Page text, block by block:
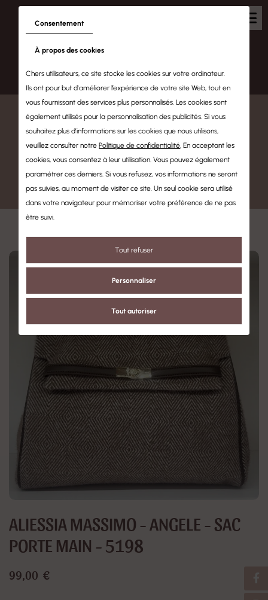
ALIESSIA MASSIMO - ANGELE - SAC
PORTE MAIN - 5198
99,00 €
Consentement
À propos des cookies
Chers utilisateurs, ce site stocke les cookies sur votre ordinateur.
Ils ont pour but d'améliorer l’expérience de votre site Web, tout en
vous fournissant des services plus personnalisés. Les cookies sont
également utilisés pour la personnalisation des publicités. Si vous
souhaitez plus d’informations sur les cookies que nous utilisons,
veuillez consulter notrePolitique de confidentialité. En acceptant les
cookies, vous consentez à leur utilisation. Vous pouvez également
paramétrer ces derniers. Si vous refusez, vos informations ne seront
pas suivies, au moment de visiter ce site. Un seul cookie sera utilisé
dans votre navigateur pour mémoriser votre préférence de ne pas
être suivi.
Tout refuser
Personnaliser
Tout autoriser